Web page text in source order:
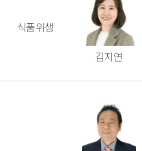
식품위생
김지연